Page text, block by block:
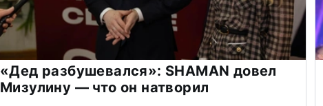
«Дед разбушевался»: SHAMAN довел
Мизулину — что он натворил